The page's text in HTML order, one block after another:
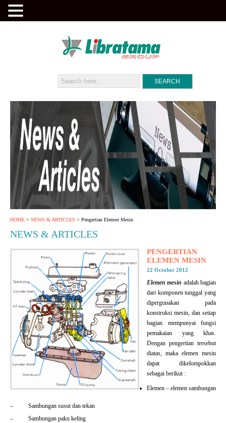
HOME > NEWS & ARTICLES > Pengertian Elemen Mesin
NEWS & ARTICLES
PENGERTIAN
ELEMEN MESIN
22 October 2012
Elemen mesin adalah bagian
dari komponen tunggal yang
dipergunakan pada
konstruksi mesin, dan setiap
bagian mempunyai fungsi
pemakaian yang khas.
Dengan pengertian tersebut
diatas, maka elemen mesin
dapat dikelompokkan
sebagai berikut :
Elemen – elemen sambungan
– Sambungan susut dan tekan
– Sambungan paku keling